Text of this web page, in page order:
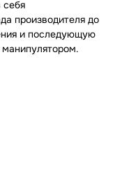
себя
производителя до
и последующую
манипулятором.